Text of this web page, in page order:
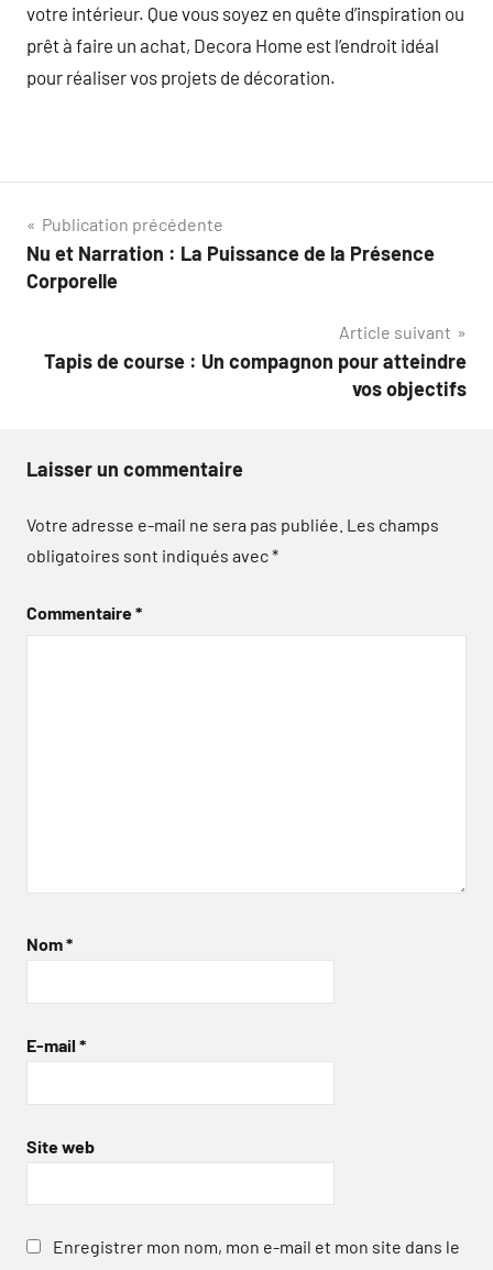
votre intérieur. Que vous soyez en quête d’inspiration ou
prêt à faire un achat, Decora Home est l’endroit idéal
pour réaliser vos projets de décoration.
Navigation
de
Publication précédente
Nu et Narration : La Puissance de la Présence
Corporelle
Article suivant
Tapis de course : Un compagnon pour atteindre
vos objectifs
Laisser un commentaire
Votre adresse e-mail ne sera pas publiée. Les champs
obligatoires sont indiqués avec*
Commentaire*
Nom*
E-mail *
Site web
Enregistrer mon nom, mon e-mail et mon site dans le